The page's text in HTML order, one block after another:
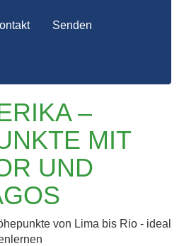
Senden
–
MIT
UND
von Lima bis Rio - ideal